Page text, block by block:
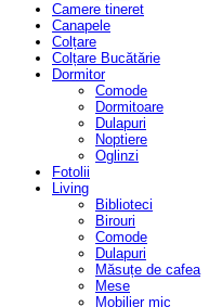
Camere tineret
Canapele
Colțare
Colțare Bucătărie
Dormitor
Comode
Dormitoare
Dulapuri
Noptiere
Oglinzi
Fotolii
Living
Biblioteci
Birouri
Comode
Dulapuri
Măsuțe de cafea
Mese
Mobilier mic